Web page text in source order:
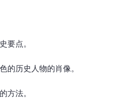
要点。
的历史人物的肖像。
方法。